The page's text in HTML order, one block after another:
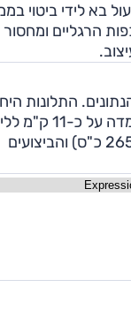
בא לידי ביטוי
הרגליים ומחסור
שעולה מדף הנתונים. התלונות
לחטיבת הכוח הזו מסתכמות בתגובת דוושה מעט עצלה וצליל
, כצפוי, חזקה מאוד (265 כ"ס) והביצועים